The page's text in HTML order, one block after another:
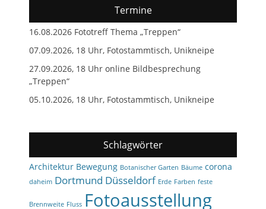
Termine
16.08.2026 Fototreff Thema „Treppen“
07.09.2026, 18 Uhr, Fotostammtisch, Unikneipe
27.09.2026, 18 Uhr online Bildbesprechung
„Treppen“
05.10.2026, 18 Uhr, Fotostammtisch, Unikneipe
Schlagwörter
Architektur Bewegung Botanischer Garten Bäume corona
daheim Dortmund Düsseldorf Erde Farben feste
Brennweite Fluss Fotoausstellung